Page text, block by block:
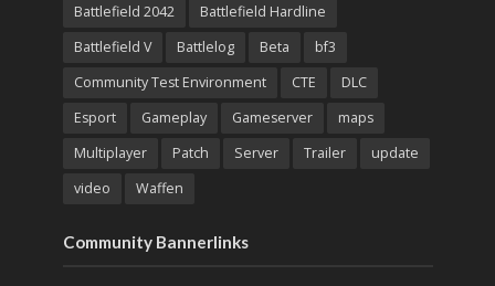
Battlefield 2042
Battlefield Hardline
Battlefield V
Battlelog Beta
bf3
Community Test Environment
CTE
DLC
Esport
Gameplay Gameserver
maps
Multiplayer
Patch Server Trailer
update
video
Waffen
Community Bannerlinks